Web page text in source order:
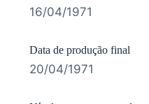
16/04/1971
Data de produção final
20/04/1971